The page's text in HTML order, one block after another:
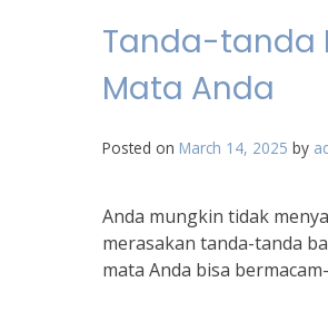
Tanda-tanda
Mata Anda
Posted on March 14, 2025 by
Anda mungkin tidak
merasakan tanda-tanda
mata Anda bisa